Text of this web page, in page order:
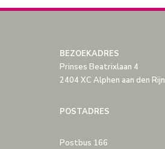
BEZOEKADRES
Prinses Beatrixlaan 4
2404 XC Alphen aan den Rijn
POSTADRES
Postbus 166